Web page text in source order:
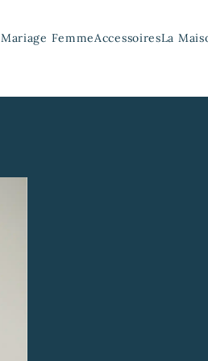
Mariage FemmeAccessoiresLa